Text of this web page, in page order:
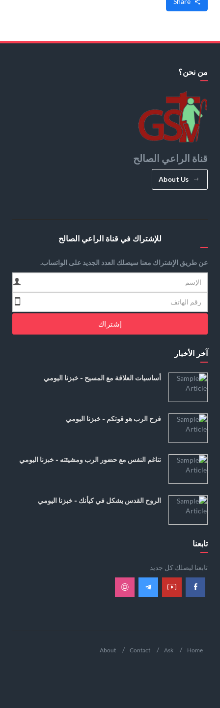
من نحن؟
قناة الراعي الصالح
About Us
للإشتراك في قناة الراعي الصالح
عن طريق الإشتراك معنا سيصلك العدد الجديد على الواتساب.
إشتراك
آخر الأخبار
أساسيات العلاقة مع المسيح - خبزنا اليومي
فرح الرب هو قوتكم - خبزنا اليومي
تناغم النفس مع حضور الرب ومشيئته - خبزنا اليومي
الروح القدس يشكل في كيأنك - خبزنا اليومي
تابعنا
تابعنا ليصلك كل جديد
Home
Ask
Contact
About